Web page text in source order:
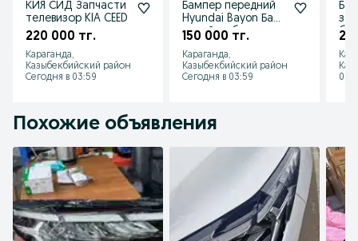
КИЯ СИД Запчасти
телевизор KIA CEED
220 000 тг.
Караганда,
Казыбекбийский район
Сегодня в 03:59
Бампер передний
Hyundai Bayon Баен
новый в сборе
150 000 тг.
Караганда,
Казыбекбийский район
Сегодня в 03:59
06
Похожие объявления